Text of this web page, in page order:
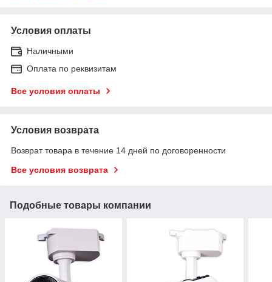
Условия оплаты
Наличными
Оплата по реквизитам
Все условия оплаты
Условия возврата
Возврат товара в течение 14 дней по договоренности
Все условия возврата
Подобные товары компании